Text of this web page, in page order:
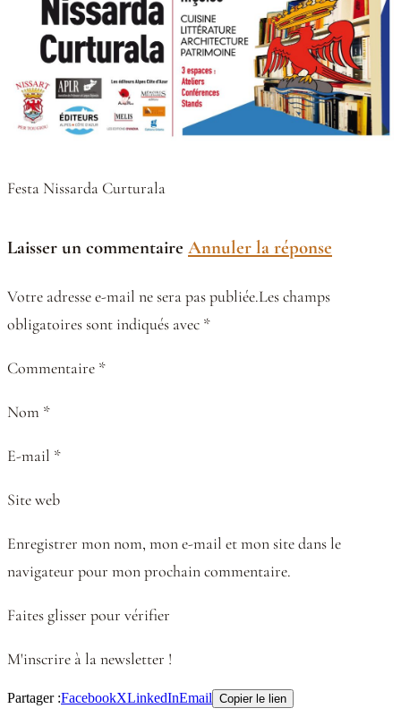
Festa Nissarda Curturala
Laisser un commentaire Annuler la réponse
Votre adresse e-mail ne sera pas publiée.Les champs
obligatoires sont indiqués avec *
Commentaire *
Nom *
E-mail *
Site web
Enregistrer mon nom, mon e-mail et mon site dans le
navigateur pour mon prochain commentaire.
Faites glisser pour vérifier
M'inscrire à la newsletter !
Partager :FacebookXLinkedInEmail Copier le lien